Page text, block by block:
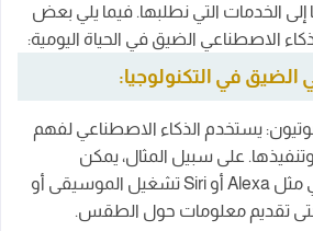
إلى الخدمات التي نطلبها. فيما يلي بعض
الاصطناعي الضيق في الحياة اليومية:
يستخدم الذكاء الاصطناعي لفهم
وتنفيذها. على سبيل المثال، يمكن
للمساعد الصوتي مثل Alexa أو Siri تشغيل الموسيقى أو
تقديم معلومات حول الطقس.